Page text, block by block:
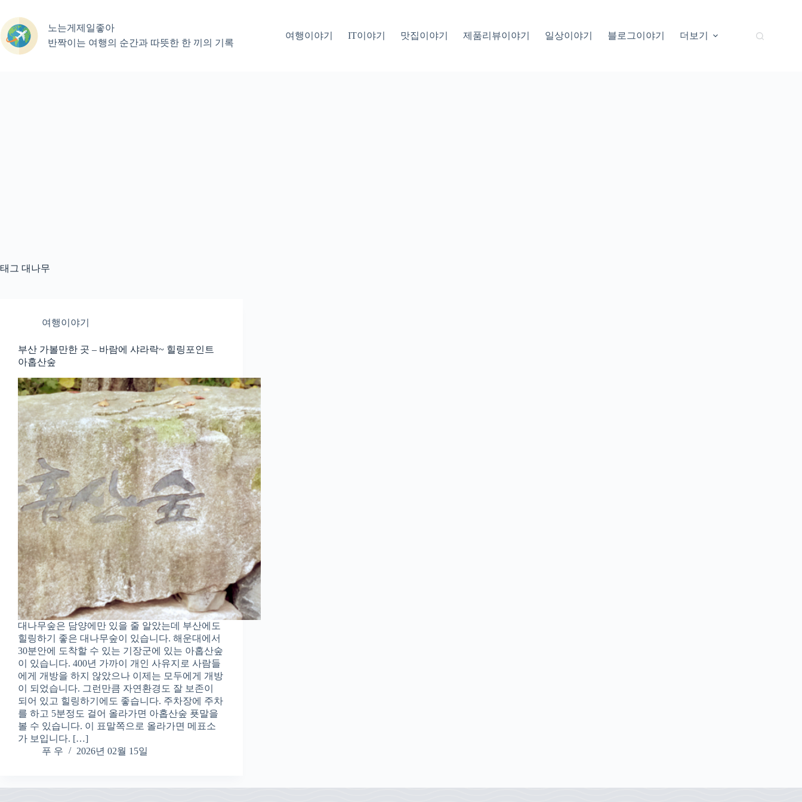
으
로
노는게제일좋아
반짝이는 여행의 순간과 따뜻한 한 끼의 기록
여행이야기 IT이야기 맛집이야기 제품리뷰이야기 일상이야기 블로그이야기 더보기
태그 대나무
여행이야기
부산 가볼만한 곳 – 바람에 샤라락~ 힐링포인트
아홉산숲
대나무숲은 담양에만 있을 줄 알았는데 부산에도
힐링하기 좋은 대나무숲이 있습니다. 해운대에서
30분안에 도착할 수 있는 기장군에 있는 아홉산숲
이 있습니다. 400년 가까이 개인 사유지로 사람들
에게 개방을 하지 않았으나 이제는 모두에게 개방
이 되었습니다. 그런만큼 자연환경도 잘 보존이
되어 있고 힐링하기에도 좋습니다. 주차장에 주차
를 하고 5분정도 걸어 올라가면 아홉산숲 푯말을
볼 수 있습니다. 이 표말쪽으로 올라가면 메표소
가 보입니다. […]
푸 우
2026년 02월 15일